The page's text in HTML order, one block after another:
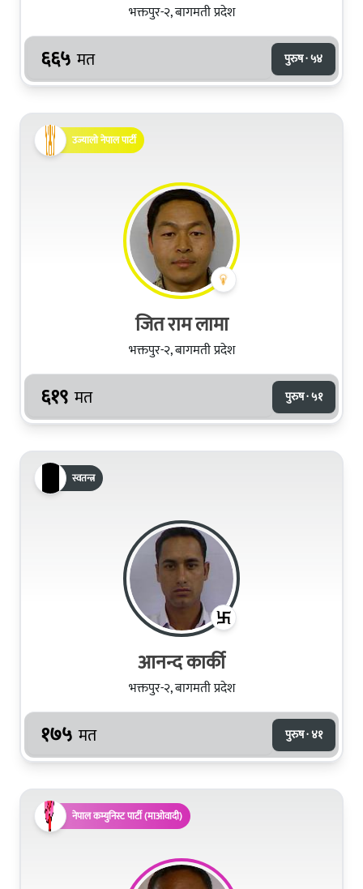
भक्तपुर-२, बागमती प्रदेश
६६५ मत पुरुष · ५४
उज्यालो नेपाल पार्टी
जित राम लामा
भक्तपुर-२, बागमती प्रदेश
६१९ मत पुरुष · ५१
स्वतन्त्र
आनन्द कार्की
भक्तपुर-२, बागमती प्रदेश
१७५ मत पुरुष · ४१
नेपाल कम्युनिस्ट पार्टी (माओवादी)